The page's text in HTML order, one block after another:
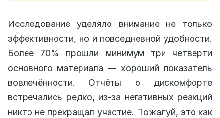
Исследование уделяло внимание не только
эффективности, но и повседневной удобности.
Более 70% прошли минимум три четверти
основного материала — хороший показатель
вовлечённости. Отчёты о дискомфорте
встречались редко, из‑за негативных реакций
никто не прекращал участие. Пожалуй, это как